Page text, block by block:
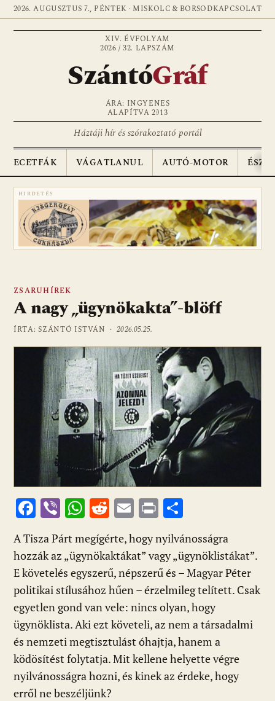
2026. AUGUSZTUS 7., PÉNTEK · MISKOLC & BORSODKAPCSOLAT
XIV. ÉVFOLYAM
2026 / 32. LAPSZÁM
SzántóGráf
ÁRA: INGYENES
ALAPÍTVA 2013
Háztáji hír és szórakoztató portál
ECETFÁK VÁGATLANUL AUTÓ-MOTOR
HIRDETÉS
ZSARUHÍREK
A nagy „ügynökakta”-blöff
ÍRTA: SZÁNTÓ ISTVÁN ·2026.05.25.
F
ac
e
b
o
o
k
Vi
b
er
W
at
s
A
p
p
R
d
di
t
E
ai
l
Pr
in
t
ss
za
m
e
g
A Tisza Párt megígérte, hogy nyilvánosságra
hozzák az „ügynökaktákat” vagy „ügynöklistákat”.
E követelés egyszerű, népszerű és – Magyar Péter
politikai stílusához hűen – érzelmileg telített. Csak
egyetlen gond van vele: nincs olyan, hogy
ügynöklista. Aki ezt követeli, az nem a társadalmi
és nemzeti megtisztulást óhajtja, hanem a
ködösítést folytatja. Mit kellene helyette végre
nyilvánosságra hozni, és kinek az érdeke, hogy
erről ne beszéljünk?